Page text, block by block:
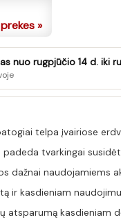
»
nuo rugpjūčio 14 d. iki
telpa įvairiose
tvarkingai
dažnai naudojamiems
ir kasdieniam
atsparumą kasdieniam